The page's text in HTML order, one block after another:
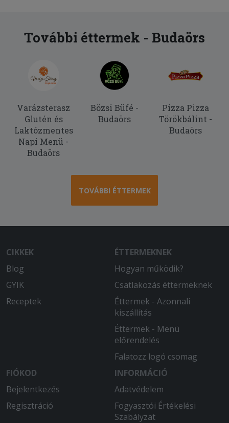
2025-07-28 - levente:
2025-06-08 - Erika:
Nagyon finom volt.
További éttermek - Budaörs
Varázsterasz
Glutén és
Laktózmentes
Napi Menü -
Budaörs
Bözsi Büfé -
Budaörs
Pizza Pizza
Törökbálint -
Budaörs
TOVÁBBI ÉTTERMEK
CIKKEK
Blog
GYIK
Receptek
ÉTTERMEKNEK
Hogyan működik?
Csatlakozás éttermeknek
Éttermek - Azonnali
kiszállítás
Éttermek - Menü
előrendelés
Falatozz logó csomag
FIÓKOD
Bejelentkezés
Regisztráció
INFORMÁCIÓ
Adatvédelem
Fogyasztói Értékelési
Szabályzat